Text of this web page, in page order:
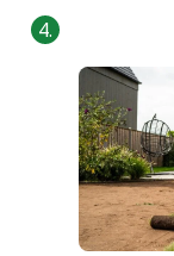
4.